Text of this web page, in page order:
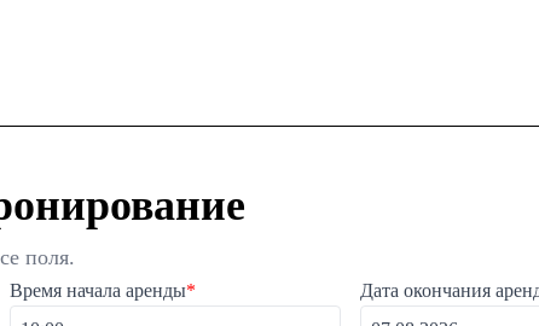
поля.
Время начала аренды* Дата окончания